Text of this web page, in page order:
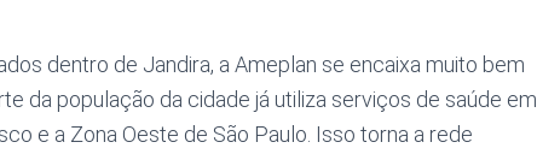
dentro de Jandira, a Ameplan se encaixa muito bem
da população da cidade já utiliza serviços de saúde em
e a Zona Oeste de São Paulo. Isso torna a rede